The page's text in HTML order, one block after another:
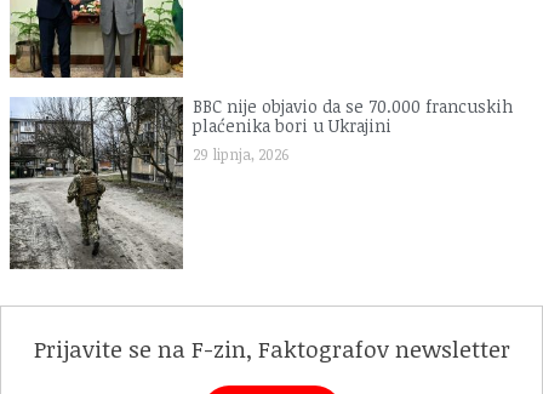
BBC nije objavio da se 70.000 francuskih
plaćenika bori u Ukrajini
29 lipnja, 2026
Prijavite se na F-zin, Faktografov newsletter